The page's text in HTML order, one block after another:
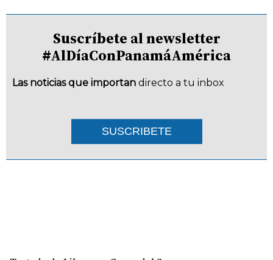
Suscríbete al newsletter
#AlDíaConPanamáAmérica
Las noticias que importan directo a tu inbox
SUSCRIBETE